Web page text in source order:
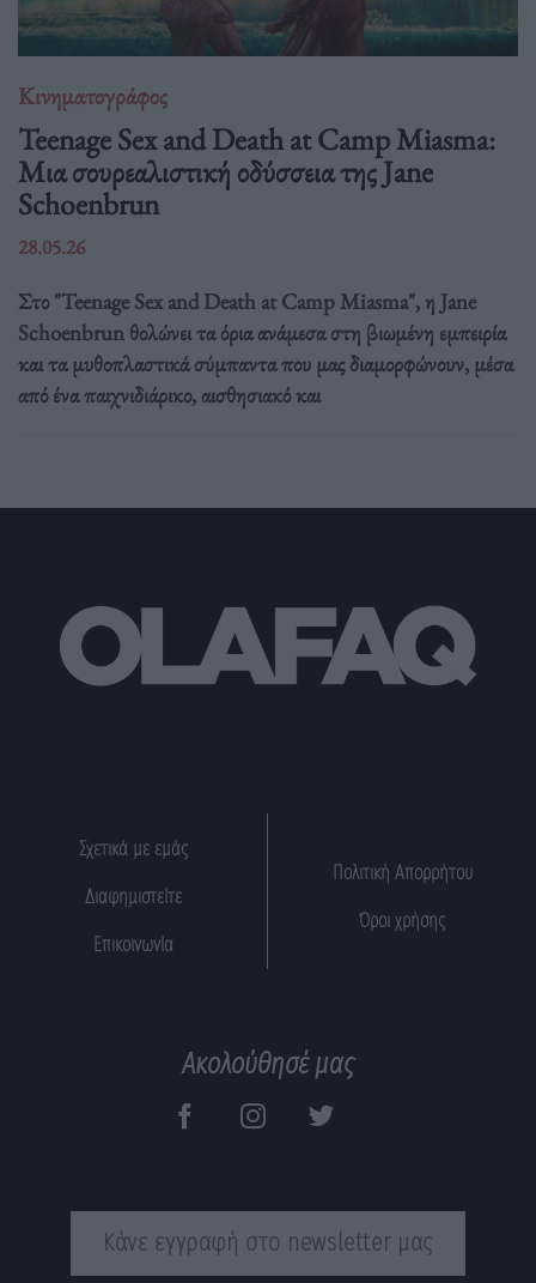
Κινηματογράφος
Teenage Sex and Death at Camp Miasma:
Μια σουρεαλιστική οδύσσεια της Jane
Schoenbrun
28.05.26
Στο "Teenage Sex and Death at Camp Miasma", η Jane
Schoenbrun θολώνει τα όρια ανάμεσα στη βιωμένη εμπειρία
και τα μυθοπλαστικά σύμπαντα που μας διαμορφώνουν, μέσα
από ένα παιχνιδιάρικο, αισθησιακό και
Σχετικά με εμάς
Διαφημιστείτε
Επικοινωνία
Πολιτική Απορρήτου
Όροι χρήσης
Ακολούθησέ μας
Κάνε εγγραφή στο newsletter μας